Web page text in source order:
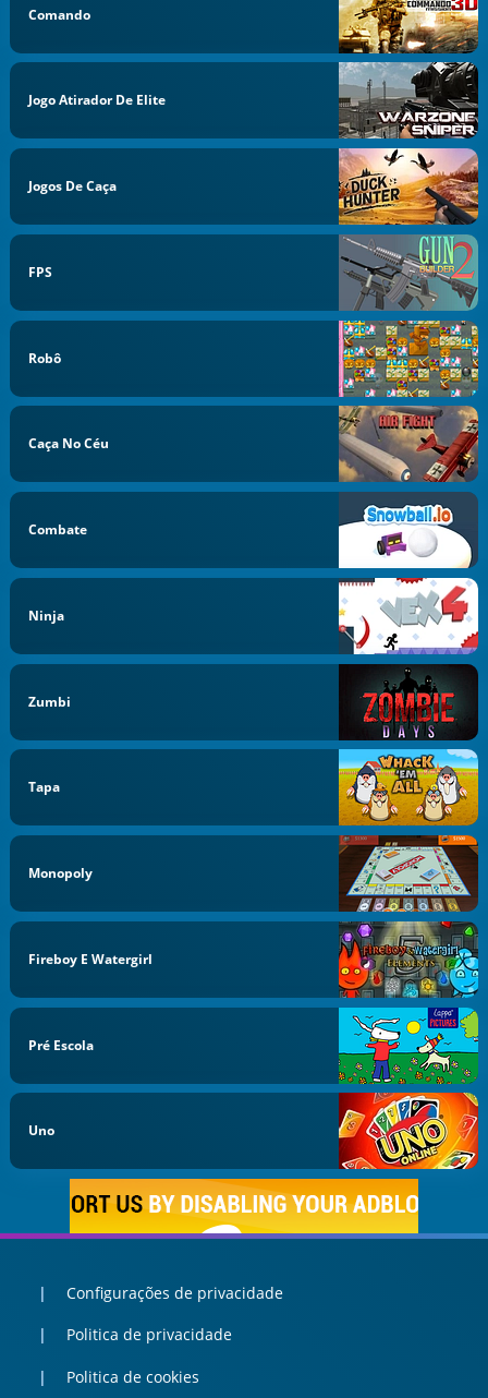
Comando
Jogo Atirador De Elite
Jogos De Caça
FPS
Robô
Caça No Céu
Combate
Ninja
Zumbi
Tapa
Monopoly
Fireboy E Watergirl
Pré Escola
Uno
Configurações de privacidade
Politica de privacidade
Politica de cookies